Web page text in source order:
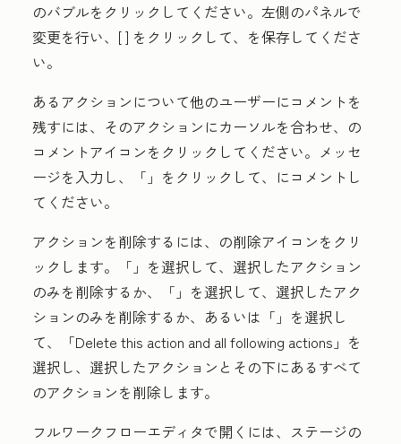
のバブルをクリックしてください。左側のパネルで
変更を行い、[] をクリックして、 を保存してくださ
い。
あるアクションについて他のユーザーにコメントを
残すには、そのアクションにカーソルを合わせ、 の
コメントアイコンをクリックしてください。メッセ
ージを入力し、「 」をクリックして、 にコメントし
てください。
アクションを削除するには、 の削除アイコンをクリ
ックします。「 」を選択して、選択したアクション
のみを削除するか、「 」を選択して、選択したアク
ションのみを削除するか、あるいは「 」を選択し
て、「Delete this action and all following actions 」を
選択し、選択したアクションとその下にあるすべて
のアクションを削除します。
フルワークフローエディタで開くには、ステージの